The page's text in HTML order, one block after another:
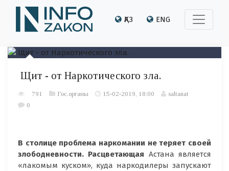
ҚАЗ ENG
Щит - от Наркотического зла.
791 Гос.органы 15-02-2019, 18:00
saltanat
0
В столице проблема наркомании не теряет своей
злободневности. Расцветающая Астана является
«лакомым куском», куда наркодилеры запускают